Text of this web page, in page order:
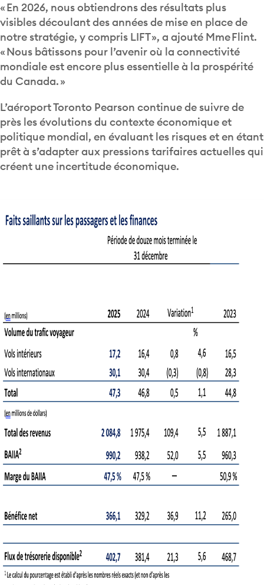
« En 2026, nous obtiendrons des résultats plus
visibles découlant des années de mise en place de
notre stratégie, y compris LIFT », a ajouté Mme Flint.
« Nous bâtissons pour l’avenir où la connectivité
mondiale est encore plus essentielle à la prospérité
du Canada. »
L’aéroport Toronto Pearson continue de suivre de
près les évolutions du contexte économique et
politique mondial, en évaluant les risques et en étant
prêt à s’adapter aux pressions tarifaires actuelles qui
créent une incertitude économique.